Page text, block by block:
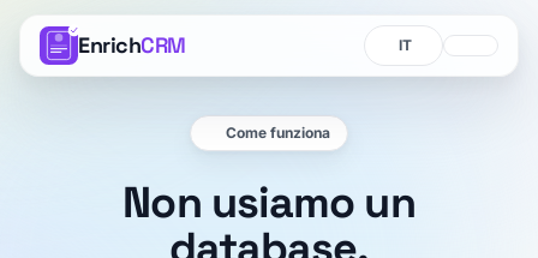
EnrichCRM Lingua
Lingua
Come funziona
Non usiamo un